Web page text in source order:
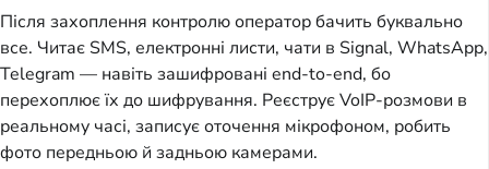
Після захоплення контролю оператор бачить буквально
все. Читає SMS, електронні листи, чати в Signal, WhatsApp,
Telegram — навіть зашифровані end-to-end, бо
перехоплює їх до шифрування. Реєструє VoIP-розмови в
реальному часі, записує оточення мікрофоном, робить
фото передньою й задньою камерами.